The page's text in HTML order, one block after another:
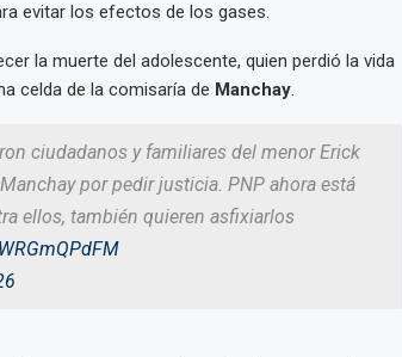
evitar los efectos de los gases.
la muerte del adolescente, quien perdió la vida
celda de la comisaría de Manchay.
ciudadanos y familiares del menor Erick
por pedir justicia. PNP ahora está
ellos, también quieren asfixiarlos